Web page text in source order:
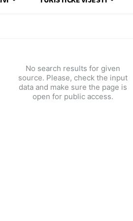
No search results for given
source. Please, check the input
data and make sure the page is
open for public access.